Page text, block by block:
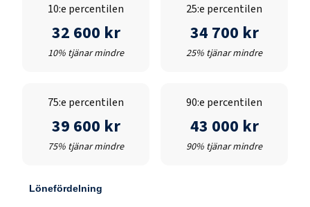
10:e percentilen
32 600 kr
10% tjänar mindre
25:e percentilen
34 700 kr
25% tjänar mindre
75:e percentilen
39 600 kr
75% tjänar mindre
90:e percentilen
43 000 kr
90% tjänar mindre
Lönefördelning